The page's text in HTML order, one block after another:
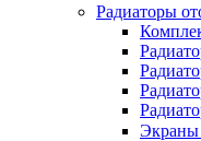
Радиаторы
Экраны